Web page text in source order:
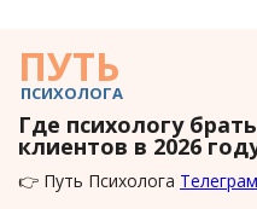
ПУТЬ
ПСИХОЛОГА
Где психологу брать
клиентов в 2026
👉 Путь Психолога Телеграм